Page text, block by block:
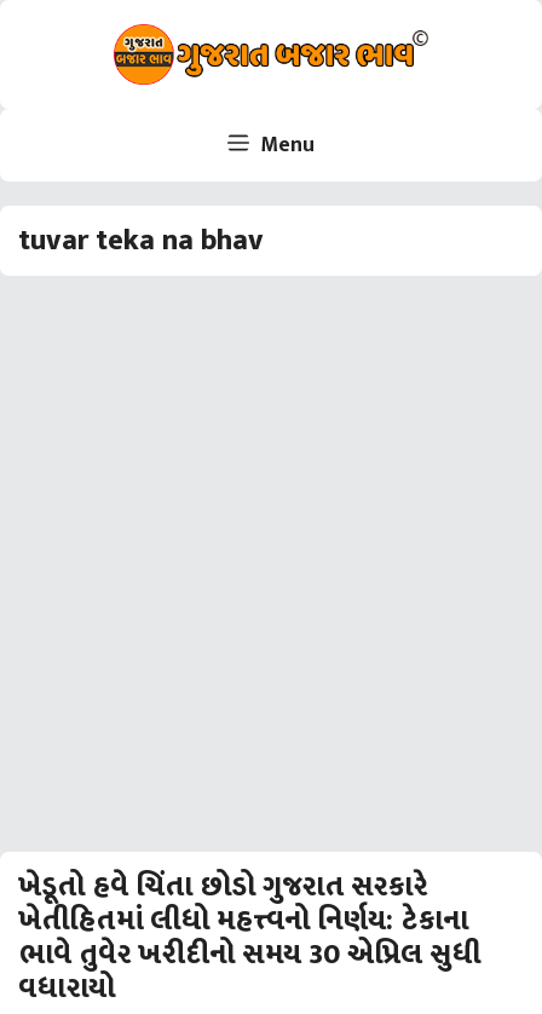
Skip
Menu
tuvar teka na bhav
ખેડૂતો હવે ચિંતા છોડો ગુજરાત સરકારે
ખેતીહિતમાં લીધો મહત્ત્વનો નિર્ણય: ટેકાના
ભાવે તુવેર ખરીદીનો સમય 30 એપ્રિલ સુધી
વધારાયો